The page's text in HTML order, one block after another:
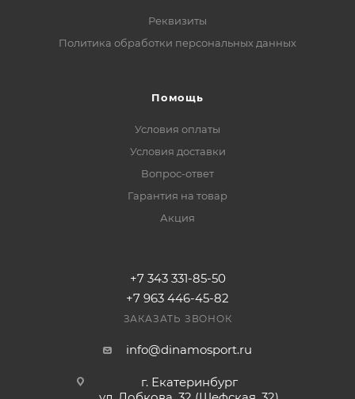
Реквизиты
Политика обработки персональных данных
Помощь
Условия оплаты
Условия доставки
Вопрос-ответ
Гарантия на товар
Акция
+7 343 331-85-50
+7 963 446-45-82
ЗАКАЗАТЬ ЗВОНОК
info@dinamosport.ru
г. Екатеринбург